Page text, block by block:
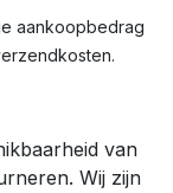
aankoopbedrag
van
Wij zijn